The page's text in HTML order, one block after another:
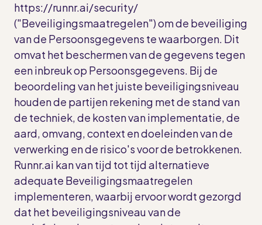
https://runnr.ai/security/
("Beveiligingsmaatregelen") om de beveiliging
van de Persoonsgegevens te waarborgen. Dit
omvat het beschermen van de gegevens tegen
een inbreuk op Persoonsgegevens. Bij de
beoordeling van het juiste beveiligingsniveau
houden de partijen rekening met de stand van
de techniek, de kosten van implementatie, de
aard, omvang, context en doeleinden van de
verwerking en de risico's voor de betrokkenen.
Runnr.ai kan van tijd tot tijd alternatieve
adequate Beveiligingsmaatregelen
implementeren, waarbij ervoor wordt gezorgd
dat het beveiligingsniveau van de